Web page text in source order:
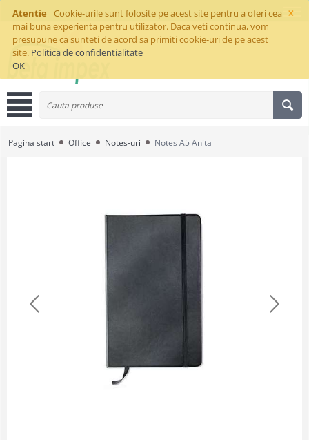
×
Atentie
Cookie-urile sunt folosite pe acest site pentru a oferi cea
mai buna experienta pentru utilizator. Daca veti continua, vom
presupune ca sunteti de acord sa primiti cookie-uri de pe acest
site. Politica de confidentialitate
OK
Pagina start Office Notes-uri Notes A5 Anita